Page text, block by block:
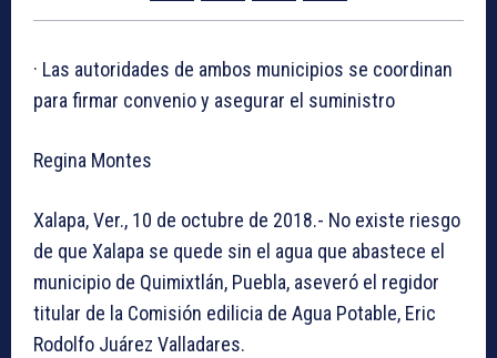
· Las autoridades de ambos municipios se coordinan
para firmar convenio y asegurar el suministro
Regina Montes
Xalapa, Ver., 10 de octubre de 2018.- No existe riesgo
de que Xalapa se quede sin el agua que abastece el
municipio de Quimixtlán, Puebla, aseveró el regidor
titular de la Comisión edilicia de Agua Potable, Eric
Rodolfo Juárez Valladares.